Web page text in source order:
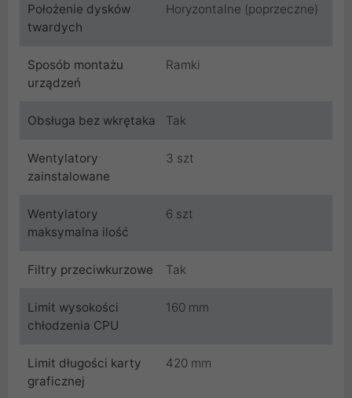
Położenie dysków
twardych
Horyzontalne (poprzeczne)
Sposób montażu
urządzeń
Ramki
Obsługa bez wkrętaka Tak
Wentylatory
zainstalowane
3 szt
Wentylatory
maksymalna ilość
6 szt
Filtry przeciwkurzowe Tak
Limit wysokości
chłodzenia CPU
160 mm
Limit długości karty
graficznej
420 mm